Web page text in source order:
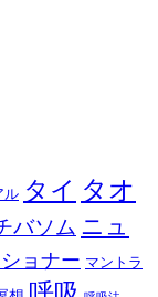
ル タイ タオ
バソム ニュ
ョナー マントラ